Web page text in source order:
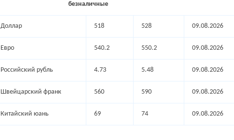
безналичные
Доллар 518 528 09.08.2026
Евро 540.2 550.2 09.08.2026
Российский рубль 4.73 5.48 09.08.2026
Швейцарский франк 560 590 09.08.2026
Китайский юань 69 74 09.08.2026